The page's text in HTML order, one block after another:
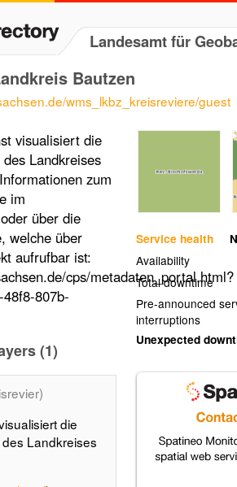
Landesamt für
Bautzen
wms_lkbz_kreisreviere/guest
Service health
Availability
Total downtime
Pre-announced
interruptions
Unexpected
visualisiert die
Landkreises
zum
im
über die
welche über
aufrufbar ist:
cps/metadaten_portal.html?
807b-
(1)
die
Landkreises